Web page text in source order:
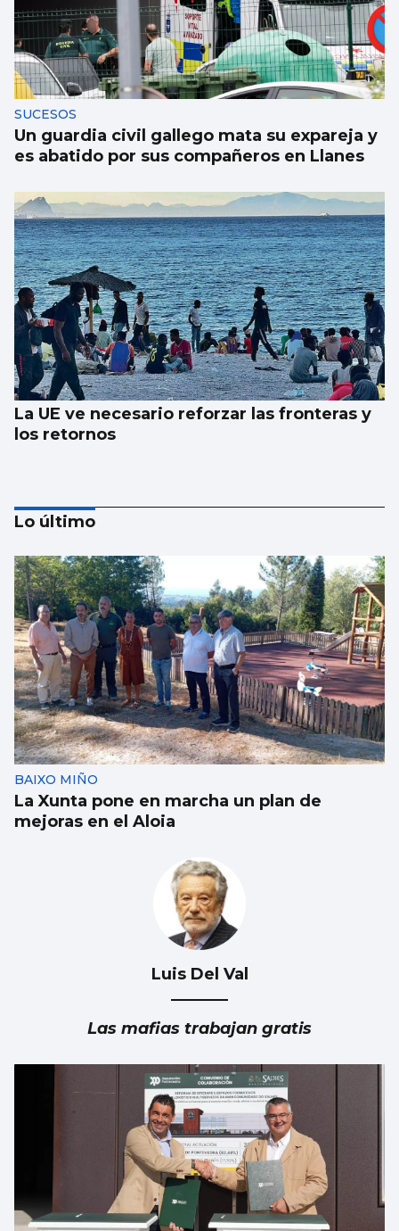
SUCESOS
Un guardia civil gallego mata su expareja y
es abatido por sus compañeros en Llanes
La UE ve necesario reforzar las fronteras y
los retornos
AVALANCHA EN LA FRONTERA
Marlaska insiste: “No hubo ni informe ni
aviso del CNI”
Lo último
BAIXO MIÑO
La Xunta pone en marcha un plan de
mejoras en el Aloia
Luis Del Val
Las mafias trabajan gratis